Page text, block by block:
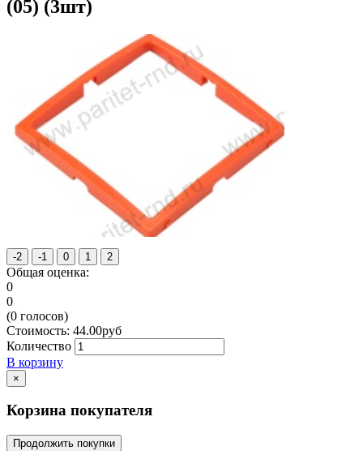
(05) (3шт)
Общая оценка:
0
0
(0 голосов)
Стоимость: 44.00руб
Количество
В корзину
×
Корзина покупателя
Продолжить покупки